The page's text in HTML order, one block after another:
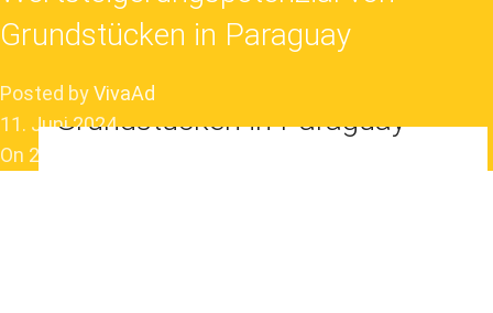
Grundstücken in Paraguay
Posted byVivaAd
11. Juni 2024
On 28. Februar 2024
Wertsteigerungspotenzial von
Grundstücken in Paraguay